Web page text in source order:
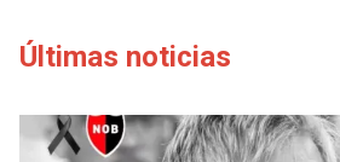
Últimas noticias